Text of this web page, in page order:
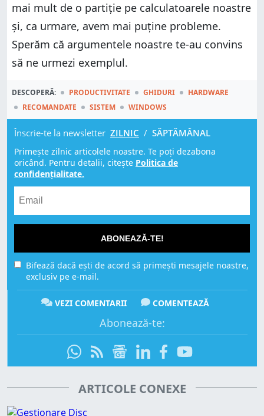
mai mult de o partiție pe calculatoarele noastre
și, ca urmare, avem mai puține probleme.
Sperăm că argumentele noastre te-au convins
să ne urmezi exemplul.
DESCOPERĂ: PRODUCTIVITATE GHIDURI
HARDWARE
RECOMANDATE
SISTEM WINDOWS
Înscrie-te la newsletter ZILNIC / SĂPTĂMÂNAL
Primește zilnic articolele noastre. Te poți dezabona
oricând. Pentru detalii, citește Politica de
confidențialitate.
ABONEAZĂ-TE!
Bifează dacă ești de acord să primești mesajele noastre,
exclusiv pe e-mail.
VEZI COMENTARII COMENTEAZĂ
Abonează-te:
ARTICOLE CONEXE